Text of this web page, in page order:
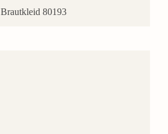
Brautkleid 80193